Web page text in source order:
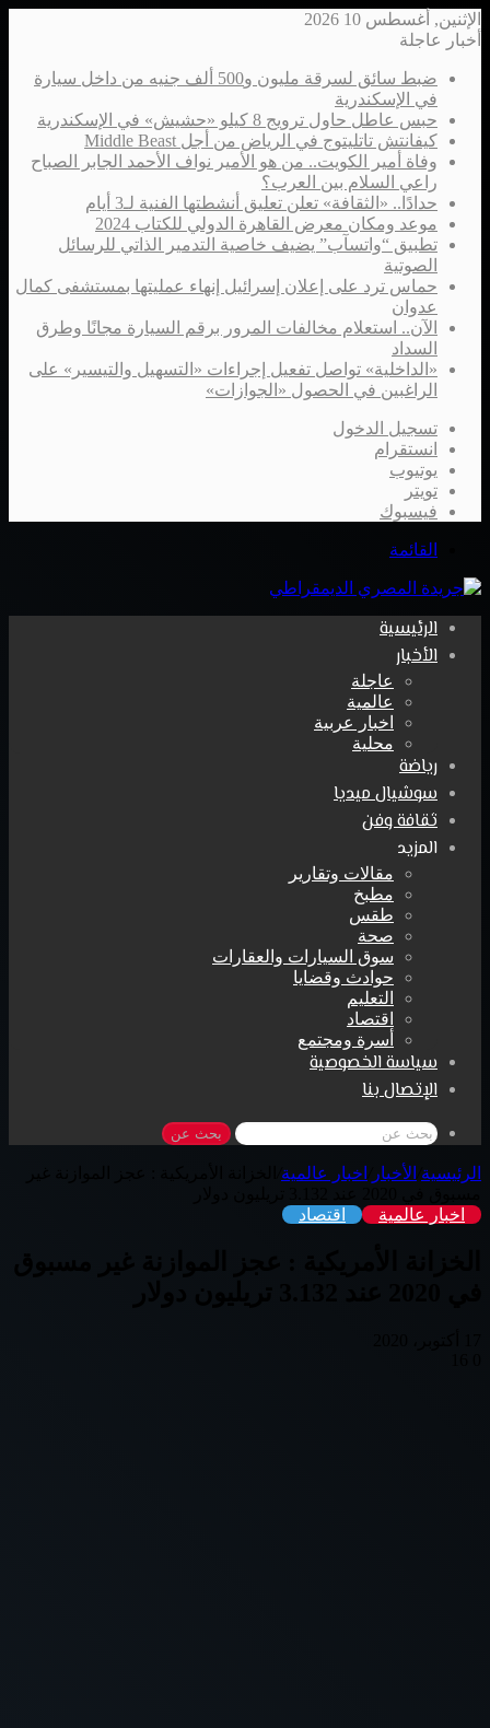
الإثنين, أغسطس 10 2026
أخبار عاجلة
ضبط سائق لسرقة مليون و500 ألف جنيه من داخل سيارة
في الإسكندرية
حبس عاطل حاول ترويج 8 كيلو «حشيش» في الإسكندرية
كيفانتش تاتليتوج في الرياض من أجل Middle Beast
وفاة أمير الكويت.. من هو الأمير نواف الأحمد الجابر الصباح
راعي السلام بين العرب؟
حدادًا.. «الثقافة» تعلن تعليق أنشطتها الفنية لـ3 أيام
موعد ومكان معرض القاهرة الدولي للكتاب 2024
تطبيق “واتسآب” يضيف خاصية التدمير الذاتي للرسائل
الصوتية
حماس ترد على إعلان إسرائيل إنهاء عمليتها بمستشفى كمال
عدوان
الآن.. استعلام مخالفات المرور برقم السيارة مجانًا وطرق
السداد
«الداخلية» تواصل تفعيل إجراءات «التسهيل والتيسير» على
الراغبين في الحصول «الجوازات»
تسجيل الدخول
انستقرام
يوتيوب
تويتر
فيسبوك
القائمة
الرئيسية
الأخبار
عاجلة
عالمية
اخبار عربية
محلية
رياضة
سوشيال ميديا
ثقافة وفن
المزيد
مقالات وتقارير
مطبخ
طقس
صحة
سوق السيارات والعقارات
حوادث وقضايا
التعليم
اقتصاد
أسرة ومجتمع
سياسة الخصوصية
الإتصال بنا
بحث عن
الرئيسية الأخبار اخبار عالمية
اخبار عالمية
اقتصاد